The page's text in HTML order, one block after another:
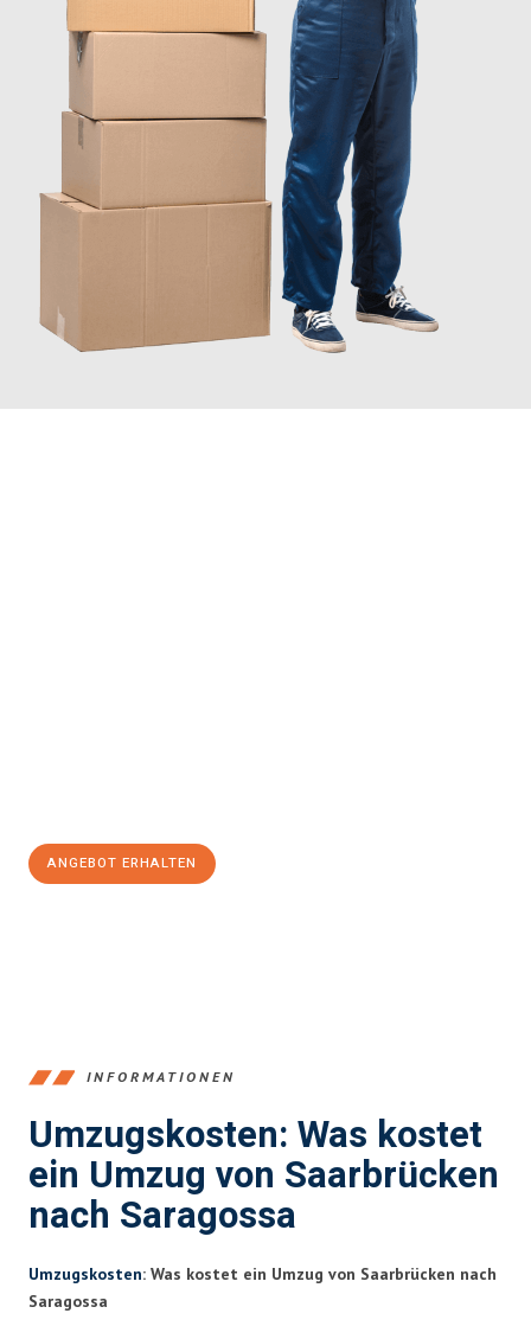
ANGEBOT ERHALTEN
INFORMATIONEN
Umzugskosten: Was kostet
ein Umzug von Saarbrücken
nach Saragossa
Umzugskosten: Was kostet ein Umzug von Saarbrücken nach
Saragossa